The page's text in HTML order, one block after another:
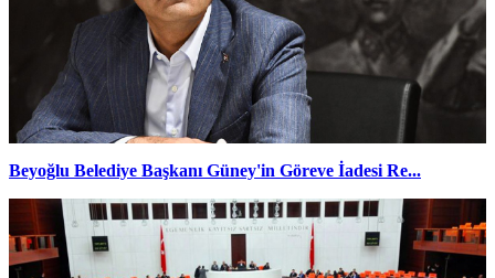
Beyoğlu Belediye Başkanı Güney'in Göreve İadesi Re...